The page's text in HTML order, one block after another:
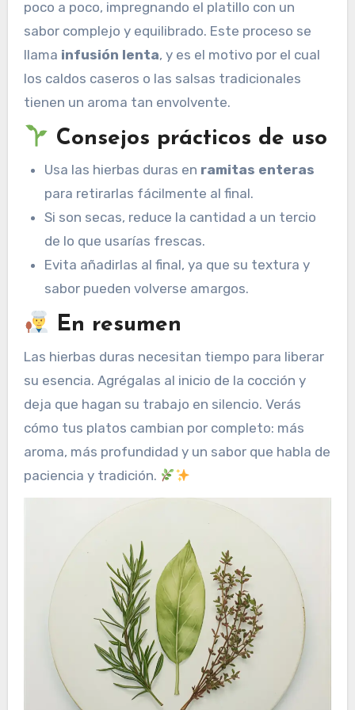
poco a poco, impregnando el platillo con un
sabor complejo y equilibrado. Este proceso se
llama infusión lenta, y es el motivo por el cual
los caldos caseros o las salsas tradicionales
tienen un aroma tan envolvente.
Consejos prácticos de uso
Usa las hierbas duras en ramitas enteras
para retirarlas fácilmente al final.
Si son secas, reduce la cantidad a un tercio
de lo que usarías frescas.
Evita añadirlas al final, ya que su textura y
sabor pueden volverse amargos.
En resumen
Las hierbas duras necesitan tiempo para liberar
su esencia. Agrégalas al inicio de la cocción y
deja que hagan su trabajo en silencio. Verás
cómo tus platos cambian por completo: más
aroma, más profundidad y un sabor que habla de
paciencia y tradición.